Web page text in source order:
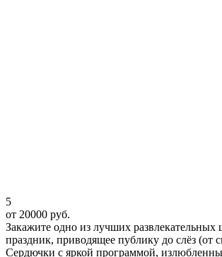
5
от 20000 руб.
Закажите одно из лучших развлекательных
праздник, приводящее публику до слёз (от
Сердючки с яркой программой,